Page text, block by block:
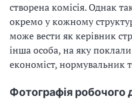
створена комісія. Однак
окремо у кожному
може вести як керівник
інша особа, на яку
економіст, нормувальник
Фотографія робочого